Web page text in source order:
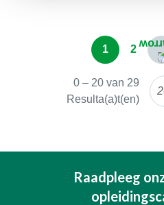
1 2
0– 20 van 29
Resulta(a)t(en)
Raadpleeg